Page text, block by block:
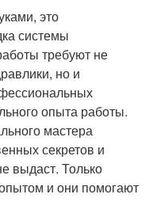
это
системы
требуют не
но и
опыта работы.
мастера
секретов и
выдаст. Только
и они помогают